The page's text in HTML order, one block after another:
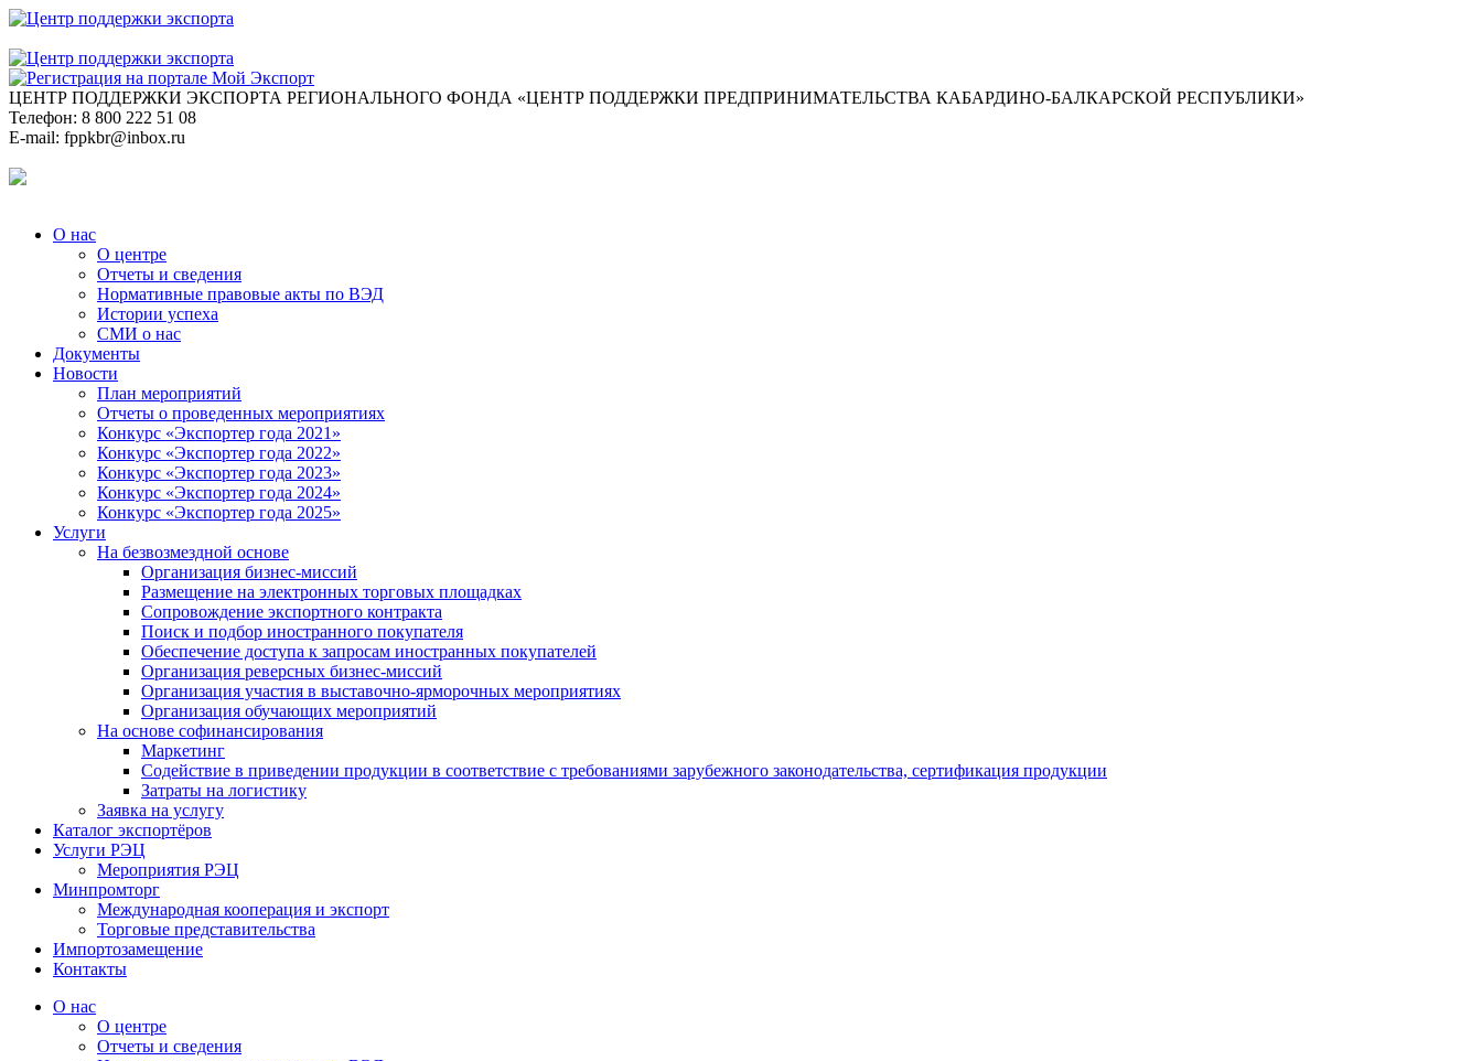
ЦЕНТР ПОДДЕРЖКИ ЭКСПОРТА РЕГИОНАЛЬНОГО ФОНДА «ЦЕНТР ПОДДЕРЖКИ ПРЕДПРИНИМАТЕЛЬСТВА КАБАРДИНО-БАЛКАРСКОЙ РЕСПУБЛИКИ»
Телефон: 8 800 222 51 08
E-mail: fppkbr@inbox.ru
О нас
О центре
Отчеты и сведения
Нормативные правовые акты по ВЭД
Истории успеха
СМИ о нас
Документы
Новости
План мероприятий
Отчеты о проведенных мероприятиях
Конкурс «Экспортер года 2021»
Конкурс «Экспортер года 2022»
Конкурс «Экспортер года 2023»
Конкурс «Экспортер года 2024»
Конкурс «Экспортер года 2025»
Услуги
На безвозмездной основе
Организация бизнес-миссий
Размещение на электронных торговых площадках
Сопровождение экспортного контракта
Поиск и подбор иностранного покупателя
Обеспечение доступа к запросам иностранных покупателей
Организация реверсных бизнес-миссий
Организация участия в выставочно-ярморочных мероприятиях
Организация обучающих мероприятий
На основе софинансирования
Маркетинг
Содействие в приведении продукции в соответствие с требованиями зарубежного законодательства, сертификация продукции
Затраты на логистику
Заявка на услугу
Каталог экспортёров
Услуги РЭЦ
Мероприятия РЭЦ
Минпромторг
Международная кооперация и экспорт
Торговые представительства
Импортозамещение
Контакты
О нас
О центре
Отчеты и сведения